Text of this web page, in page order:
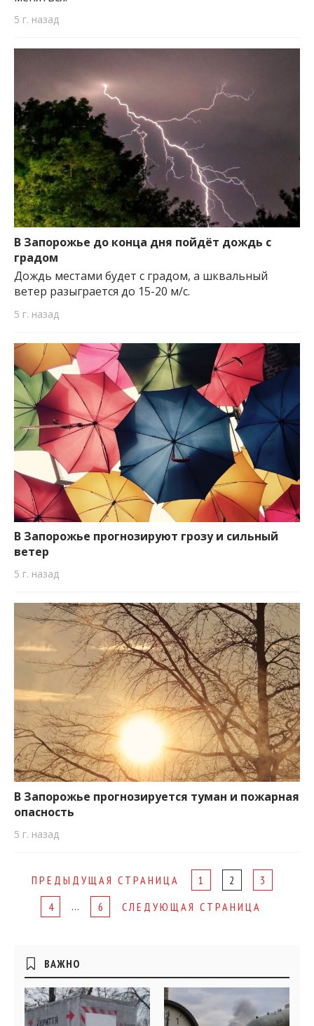
5 г. назад
В Запорожье до конца дня пойдёт дождь с
градом
Дождь местами будет с градом, а шквальный
ветер разыграется до 15-20 м/с.
5 г. назад
В Запорожье прогнозируют грозу и сильный
ветер
5 г. назад
В Запорожье прогнозируется туман и пожарная
опасность
5 г. назад
Page
navigation
ПРЕДЫДУЩАЯ СТРАНИЦА 1 2
3
4
… 6 СЛЕДУЮЩАЯ СТРАНИЦА
Боковые
виджеты
ВАЖНО